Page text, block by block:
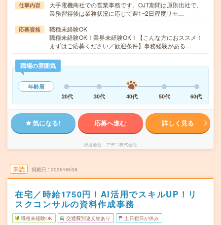
仕事内容
大手電機商社での営業事務です。OJT期間は原則出社で、
業務習得後は業務状況に応じて週1~2日程度リモ…
応募資格
職種未経験OK
職種未経験OK！業界未経験OK！【こんな方におススメ！
まずはご応募ください／歓迎条件】事務経験がある…
職場の雰囲気
年齢層
20代
30代 40代 50代 60代
気になる! 応募へ進む 詳しく見る
派遣会社 アデコ株式会社
未読 掲載日 2026/08/08
在宅／時給1750円！AI活用でスキルUP！リ
スクコンサルの資料作成事務
職種未経験OK 交通費別途支給あり 土日祝日が休み